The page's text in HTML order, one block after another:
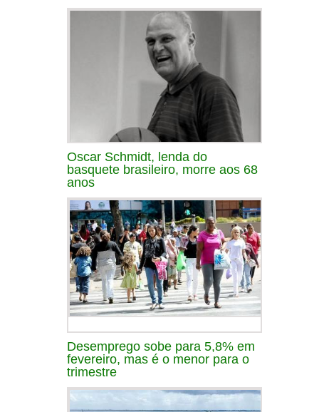
Oscar Schmidt, lenda do
basquete brasileiro, morre aos 68
anos
Desemprego sobe para 5,8% em
fevereiro, mas é o menor para o
trimestre